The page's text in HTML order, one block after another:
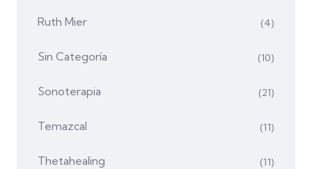
Ruth Mier (4)
Sin Categoría (10)
Sonoterapia (21)
Temazcal (11)
Thetahealing (11)